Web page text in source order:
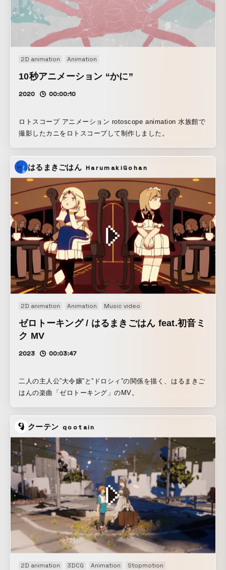
2D animation Animation
10秒アニメーション “かに”
2020 00:00:10
ロトスコープ アニメーション rotoscope animation 水族館で
撮影したカニをロトスコープして制作しました。
はるまきごはん HarumakiGohan
2D animation Animation Music video
ゼロトーキング / はるまきごはん feat.初音ミ
ク MV
2023 00:03:47
二人の主人公”大令嬢”と”ドロシィ”の関係を描く、はるまきご
はんの楽曲「ゼロトーキング」のMV。
クーテン qootain
2D animation 3DCG Animation Stopmotion